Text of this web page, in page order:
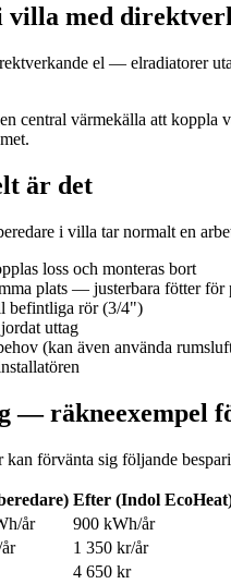
med
el — elradiatorer
central värmekälla att
är det
i villa tar normalt en
loss och monteras bort
plats — justerbara fötter för
befintliga rör (3/4")
uttag
(kan även använda
— räkneexempel
förvänta sig följande
Efter (Indol
år
900 kWh/år
1 350 kr/år
4 650 kr